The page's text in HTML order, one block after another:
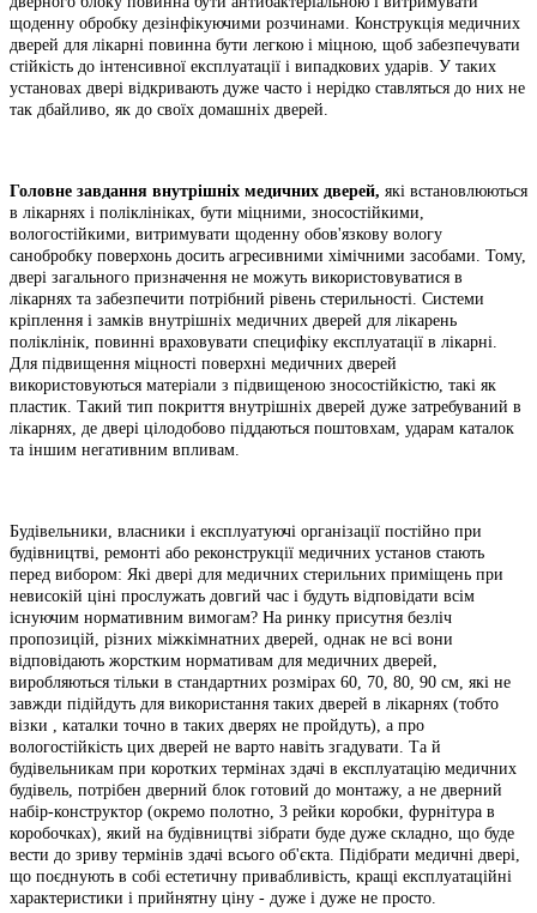
щоденну обробку дезінфікуючими розчинами. Конструкція медичних
дверей для лікарні повинна бути легкою і міцною, щоб забезпечувати
стійкість до інтенсивної експлуатації і випадкових ударів. У таких
установах двері відкривають дуже часто і нерідко ставляться до них не
так дбайливо, як до своїх домашніх дверей.
Головне завдання внутрішніх медичних дверей, які встановлюються
в лікарнях і поліклініках, бути міцними, зносостійкими,
вологостійкими, витримувати щоденну обов'язкову вологу
санобробку поверхонь досить агресивними хімічними засобами. Тому,
двері загального призначення не можуть використовуватися в
лікарнях та забезпечити потрібний рівень стерильності. Системи
кріплення і замків внутрішніх медичних дверей для лікарень
поліклінік, повинні враховувати специфіку експлуатації в лікарні.
Для підвищення міцності поверхні медичних дверей
використовуються матеріали з підвищеною зносостійкістю, такі як
пластик. Такий тип покриття внутрішніх дверей дуже затребуваний в
лікарнях, де двері цілодобово піддаються поштовхам, ударам каталок
та іншим негативним впливам.
Будівельники, власники і експлуатуючі організації постійно при
будівництві, ремонті або реконструкції медичних установ стають
перед вибором: Які двері для медичних стерильних приміщень при
невисокій ціні прослужать довгий час і будуть відповідати всім
існуючим нормативним вимогам? На ринку присутня безліч
пропозицій, різних міжкімнатних дверей, однак не всі вони
відповідають жорстким нормативам для медичних дверей,
виробляються тільки в стандартних розмірах 60, 70, 80, 90 см, які не
завжди підійдуть для використання таких дверей в лікарнях (тобто
візки , каталки точно в таких дверях не пройдуть), а про
вологостійкість цих дверей не варто навіть згадувати. Та й
будівельникам при коротких термінах здачі в експлуатацію медичних
будівель, потрібен дверний блок готовий до монтажу, а не дверний
набір-конструктор (окремо полотно, 3 рейки коробки, фурнітура в
коробочках), який на будівництві зібрати буде дуже складно, що буде
вести до зриву термінів здачі всього об'єкта. Підібрати медичні двері,
що поєднують в собі естетичну привабливість, кращі експлуатаційні
характеристики і прийнятну ціну - дуже і дуже не просто.